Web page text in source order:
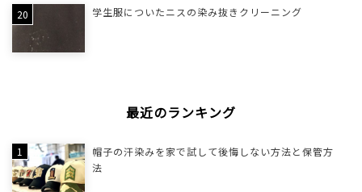
学生服についたニスの染み抜きクリーニング
最近のランキング
帽子の汗染みを家で試して後悔しない方法と保管方
法